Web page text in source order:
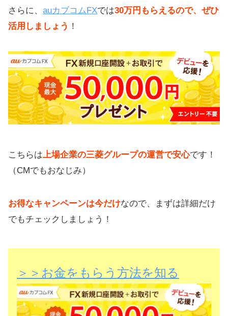
さらに、 auカブコムFXでは30万円もらえるので、ぜひ
活用しましょう ！
こちらは 上場企業の三菱グループの運営で安心です！
（CMでもおなじみ）
お得なキャンペーンは今だけなので、まずは詳細だけ
でもチェックしましょう！
＞＞お金をもらう方法を知る